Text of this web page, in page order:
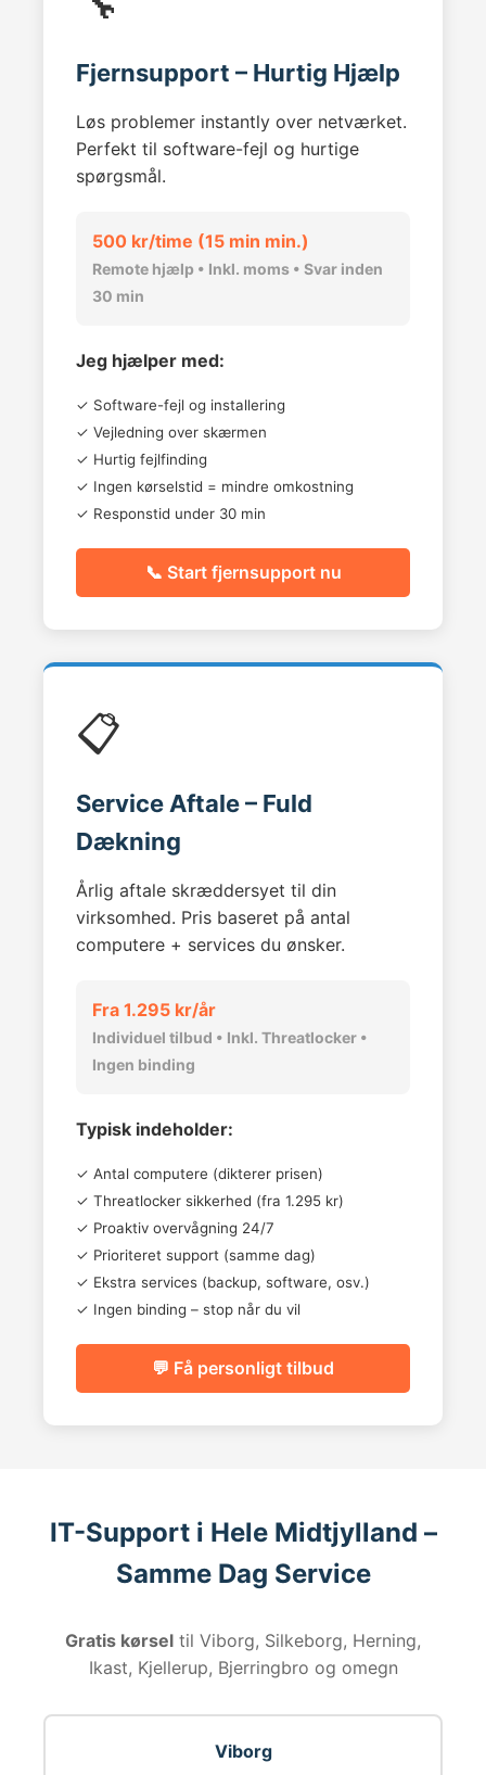
Fjernsupport – Hurtig Hjælp
Løs problemer instantly over netværket.
Perfekt til software-fejl og hurtige
spørgsmål.
500 kr/time (15 min min.)
Remote hjælp • Inkl. moms • Svar inden
30 min
Jeg hjælper med:
✓ Software-fejl og installering
✓ Vejledning over skærmen
✓ Hurtig fejlfinding
✓ Ingen kørselstid = mindre omkostning
✓ Responstid under 30 min
📞 Start fjernsupport nu
📋
Service Aftale – Fuld
Dækning
Årlig aftale skræddersyet til din
virksomhed. Pris baseret på antal
computere + services du ønsker.
Fra 1.295 kr/år
Individuel tilbud • Inkl. Threatlocker •
Ingen binding
Typisk indeholder:
✓ Antal computere (dikterer prisen)
✓ Threatlocker sikkerhed (fra 1.295 kr)
✓ Proaktiv overvågning 24/7
✓ Prioriteret support (samme dag)
✓ Ekstra services (backup, software, osv.)
✓ Ingen binding – stop når du vil
💬 Få personligt tilbud
IT-Support i Hele Midtjylland –
Samme Dag Service
Gratis kørsel til Viborg, Silkeborg, Herning,
Ikast, Kjellerup, Bjerringbro og omegn
Viborg